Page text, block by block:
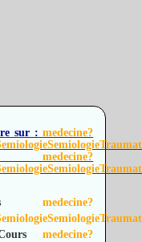
sur :medecine?
medecine?
medecine?
medecine?